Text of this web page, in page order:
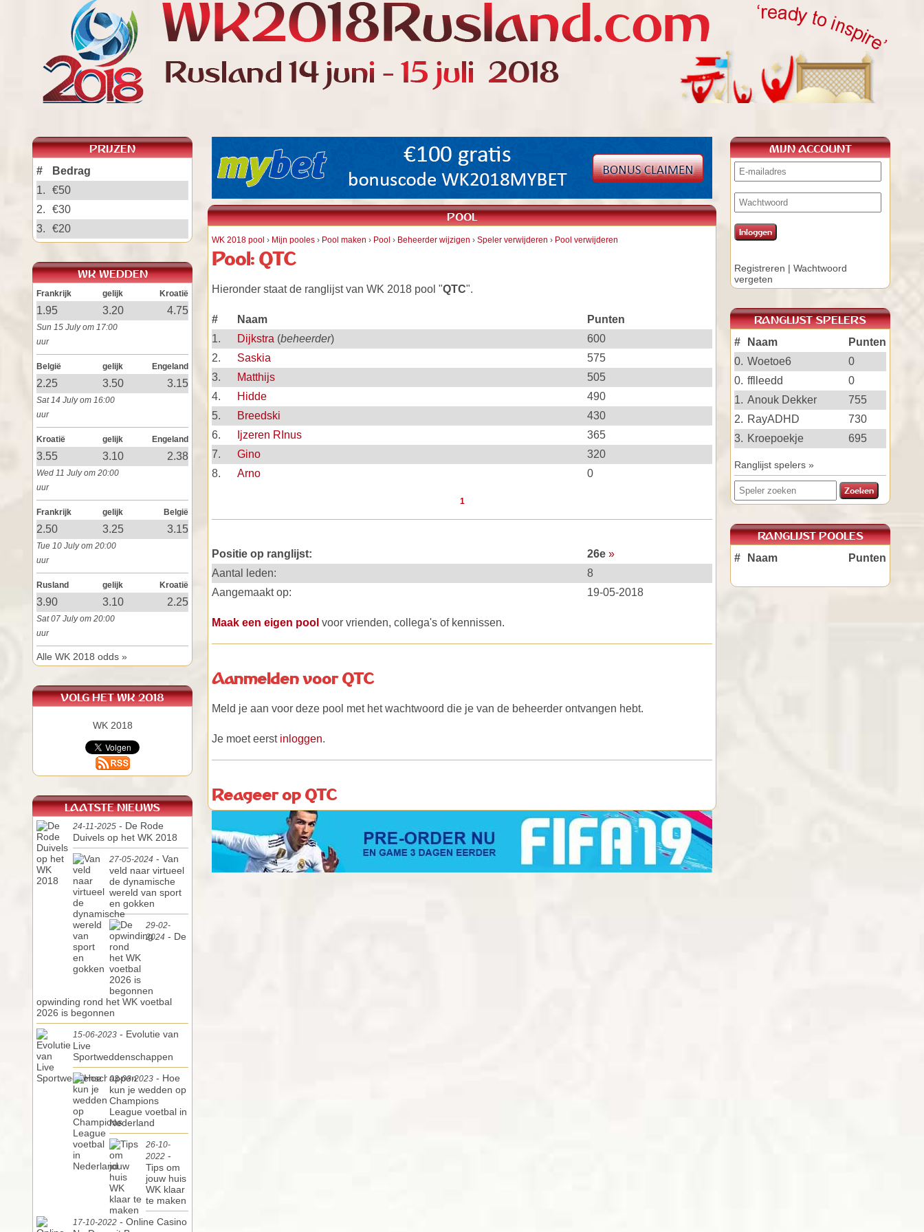
POOL
WK 2018 pool › Mijn pooles › Pool maken › Pool › Beheerder wijzigen › Speler verwijderen › Pool verwijderen
Pool: QTC
Hieronder staat de ranglijst van WK 2018 pool "QTC".
# Naam
Punten
1.
Dijkstra (beheerder)
600
2.
Saskia
575
3.
Matthijs
505
4.
Hidde
490
5.
Breedski
430
6.
Ijzeren RInus
365
7.
Gino
320
8.
Arno 0
1
Positie op ranglijst: 26e »
Aantal leden:
8
Aangemaakt op:
19-05-2018
Maak een eigen pool voor vrienden, collega's of kennissen.
Aanmelden voor QTC
Meld je aan voor deze pool met het wachtwoord die je van de beheerder ontvangen hebt.
Je moet eerst inloggen.
Reageer op QTC
PRIJZEN
#
Bedrag
1.
€50
2.
€30
3.
€20
WK WEDDEN
Frankrijk gelijk Kroatië
1.95 3.20 4.75
Sun 15 July om 17:00
uur
België gelijk Engeland
2.25 3.50 3.15
Sat 14 July om 16:00
uur
Kroatië gelijk Engeland
3.55 3.10 2.38
Wed 11 July om 20:00
uur
Frankrijk gelijk België
2.50 3.25 3.15
Tue 10 July om 20:00
uur
Rusland gelijk Kroatië
3.90 3.10 2.25
Sat 07 July om 20:00
uur
Alle WK 2018 odds »
VOLG HET WK 2018
WK 2018
LAATSTE NIEUWS
24-11-2025 - De Rode
Duivels op het WK 2018
27-05-2024 - Van
veld naar virtueel
de dynamische
wereld van sport
en gokken
29-02-
2024 - De
opwinding rond het WK voetbal
2026 is begonnen
15-06-2023 - Evolutie van
Live
Sportweddenschappen
03-03-2023 - Hoe
kun je wedden op
Champions
League voetbal in
Nederland
26-10-
2022 -
Tips om
jouw huis
WK klaar
te maken
17-10-2022 - Online Casino
MIJN ACCOUNT
Registreren | Wachtwoord
vergeten
RANGLIJST SPELERS
# Naam
Punten
0. Woetoe6
0
0. fflleedd
0
1. Anouk Dekker
755
2. RayADHD
730
3. Kroepoekje 695
Ranglijst spelers »
RANGLIJST POOLES
# Naam Punten